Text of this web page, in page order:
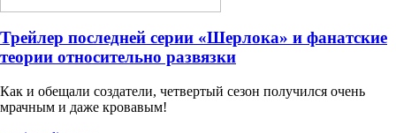
Трейлер последней серии «Шерлока» и фанатские
теории относительно развязки
Как и обещали создатели, четвертый сезон получился очень
мрачным и даже кровавым!